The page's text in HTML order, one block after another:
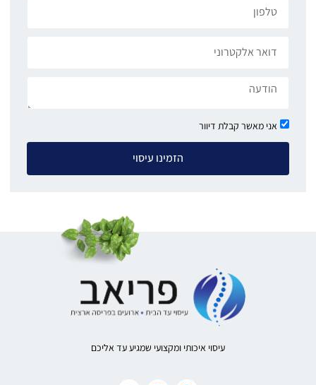
אני מאשר קבלת דיוור
הזמינו עיסוי
עיסוי איכותי ומקצועי שמגיע עד אליכם